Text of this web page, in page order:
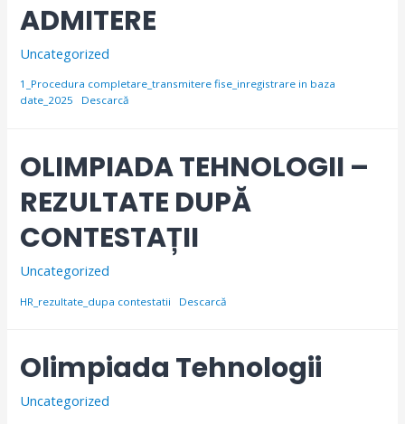
ADMITERE
Uncategorized
1_Procedura completare_transmitere fise_inregistrare in baza
date_2025
Descarcă
OLIMPIADA TEHNOLOGII –
REZULTATE DUPĂ
CONTESTAȚII
Uncategorized
HR_rezultate_dupa contestatii Descarcă
Olimpiada Tehnologii
Uncategorized